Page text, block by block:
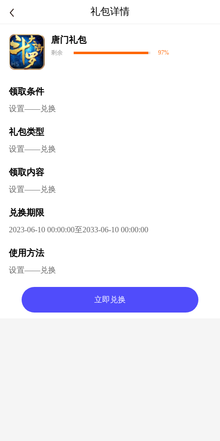
礼包详情
唐门礼包
剩余 97%
领取条件
设置——兑换
礼包类型
设置——兑换
领取内容
设置——兑换
兑换期限
2023-06-10 00:00:00至2033-06-10 00:00:00
使用方法
设置——兑换
立即兑换